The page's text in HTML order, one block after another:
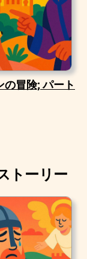
の冒険; パート
トーリー